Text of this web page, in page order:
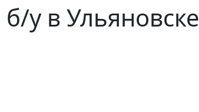
у в Ульяновске